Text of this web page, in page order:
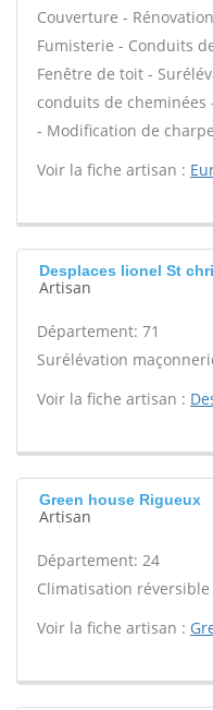
Couverture -
Fumisterie - Conduits
Fenêtre de toit -
conduits de cheminées
- Modification de
Voir la fiche artisan :
Desplaces lionel St
Artisan
Département: 71
Surélévation
Voir la fiche artisan :
Green house Rigueux
Artisan
Département: 24
Climatisation réversible
Voir la fiche artisan :